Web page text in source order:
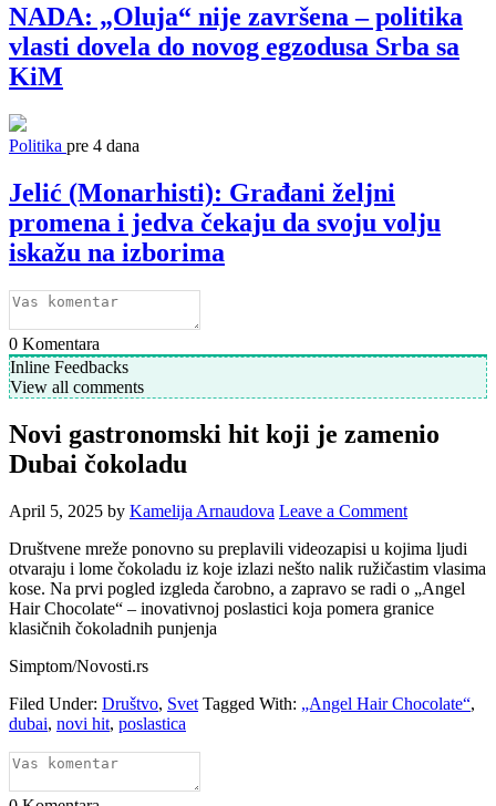
NADA: „Oluja“ nije završena – politika
vlasti dovela do novog egzodusa Srba sa
KiM
Politika pre 4 dana
Jelić (Monarhisti): Građani željni
promena i jedva čekaju da svoju volju
iskažu na izborima
0 Komentara
Inline Feedbacks
View all comments
Novi gastronomski hit koji je zamenio
Dubai čokoladu
April 5, 2025 by Kamelija Arnaudova Leave a Comment
Društvene mreže ponovno su preplavili videozapisi u kojima ljudi
otvaraju i lome čokoladu iz koje izlazi nešto nalik ružičastim vlasima
kose. Na prvi pogled izgleda čarobno, a zapravo se radi o „Angel
Hair Chocolate“ – inovativnoj poslastici koja pomera granice
klasičnih čokoladnih punjenja
Simptom/Novosti.rs
Filed Under: Društvo, Svet Tagged With: „Angel Hair Chocolate“,
dubai, novi hit, poslastica